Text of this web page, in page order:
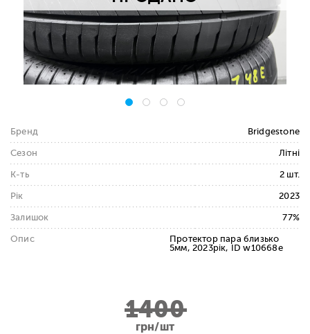
Бренд Bridgestone
Сезон Літні
К-ть 2 шт.
Рік 2023
Залишок 77%
Опис
Протектор пара близько
5мм, 2023рік, ID w10668e
1400
грн/шт